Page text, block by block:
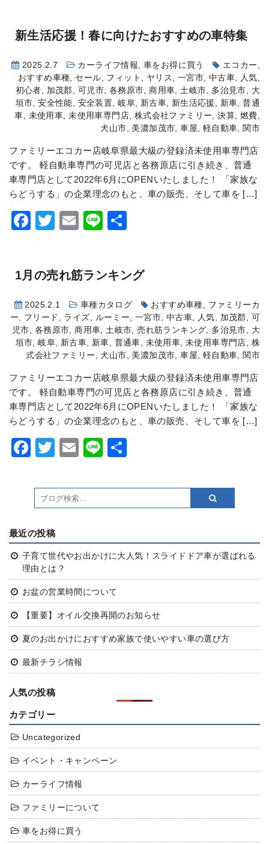
新生活応援！春に向けたおすすめの車特集
2025.2.7 カーライフ情報, 車をお得に買う エコカー ,
おすすめ車種, セール, フィット , ヤリス , 一宮市, 中古車, 人気,
初心者, 加茂郡, 可児市, 各務原市,商用車,土岐市, 多治見市, 大
垣市,安全性能, 安全装置,岐阜, 新古車, 新生活応援 , 新車,普通
車, 未使用車,未使用車専門店, 株式会社ファミリー,決算, 燃費,
犬山市, 美濃加茂市,車屋, 軽自動車, 関市
ファミリーエコカー店岐阜県最大級の登録済未使用車専門店
です。 軽自動車専門の可児店と各務原店に引き続き、普通
車専門店として2022年6月にOPENいたしました！ 「家族な
らどうする」の企業理念のもと、車の販売、そして車を […]
Facebook
Twitter
Email
Line
1月の売れ筋ランキング
2025.2.1 車種カタログ おすすめ車種, ファミリーカ
ー, フリード , ライズ, ルーミー, 一宮市, 中古車, 人気, 加茂郡, 可
児市, 各務原市,商用車,土岐市,売れ筋ランキング, 多治見市, 大
垣市,岐阜, 新古車, 新車, 普通車, 未使用車, 未使用車専門店, 株
式会社ファミリー ,犬山市, 美濃加茂市,車屋, 軽自動車, 関市
ファミリーエコカー店岐阜県最大級の登録済未使用車専門店
です。 軽自動車専門の可児店と各務原店に引き続き、普通
車専門店として2022年6月にOPENいたしました！ 「家族な
らどうする」の企業理念のもと、車の販売、そして車を […]
Facebook
Twitter
Email
Line
最近の投稿
子育て世代やお出かけに大人気！スライドドア車が選ばれる
理由とは？
お盆の営業時間について
【重要】オイル交換再開のお知らせ
夏のお出かけにおすすめ家族で使いやすい車の選び方
最新チラシ情報
人気の投稿
カテゴリー
Uncategorized
イベント・キャンペーン
カーライフ情報
ファミリーについて
車をお得に買う